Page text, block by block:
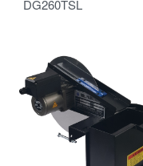
DG260TSL